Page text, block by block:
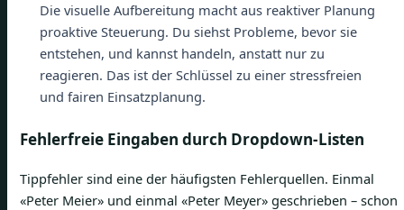
Die visuelle Aufbereitung macht aus reaktiver Planung
proaktive Steuerung. Du siehst Probleme, bevor sie
entstehen, und kannst handeln, anstatt nur zu
reagieren. Das ist der Schlüssel zu einer stressfreien
und fairen Einsatzplanung.
Fehlerfreie Eingaben durch Dropdown-Listen
Tippfehler sind eine der häufigsten Fehlerquellen. Einmal
«Peter Meier» und einmal «Peter Meyer» geschrieben – schon